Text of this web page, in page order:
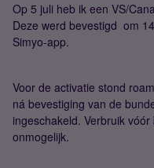
Op 5 juli heb ik een VS/
Deze werd bevestigd om
Simyo-app.
Voor de activatie stond
ná bevestiging van de
ingeschakeld. Verbruik
onmogelijk.